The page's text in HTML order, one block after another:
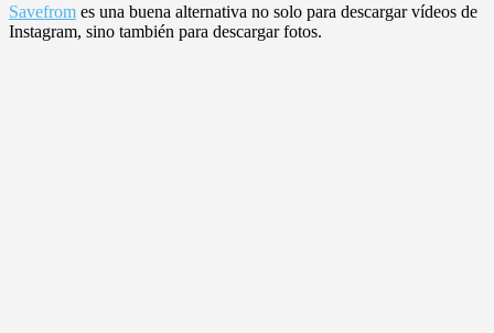
Savefrom es una buena alternativa no solo para descargar vídeos de
Instagram, sino también para descargar fotos.